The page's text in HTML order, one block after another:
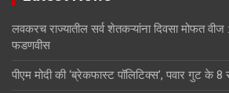
लवकरच राज्यातील सर्व शेतकऱ्यांना दिवसा मोफत
फडणवीस
पीएम मोदी की ‘ब्रेकफास्ट पॉलिटिक्स’, पवार गुट के 8